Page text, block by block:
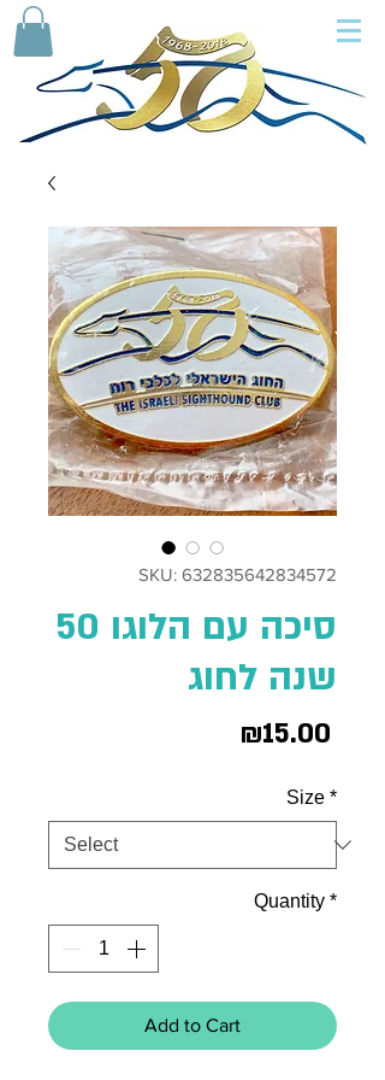
SKU: 632835642834572
סיכה עם הלוגו 50
שנה לחוג
₪15.00
Size *
Quantity *
Add to Cart